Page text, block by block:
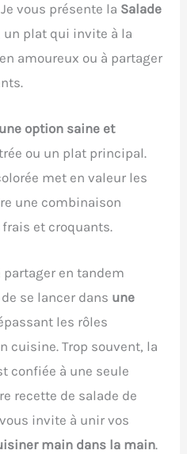
vous présente la Salade
un plat qui invite à la
amoureux ou à partager
une option saine et
ou un plat principal.
met en valeur les
une combinaison
et croquants.
en tandem
se lancer dans une
les rôles
cuisine. Trop souvent, la
confiée à une seule
recette de salade de
invite à unir vos
main dans la main.